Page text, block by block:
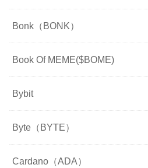
Bonk（BONK）
Book Of MEME($BOME)
Bybit
Byte（BYTE）
Cardano（ADA）